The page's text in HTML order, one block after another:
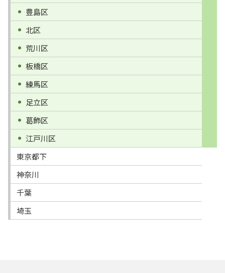
豊島区
北区
荒川区
板橋区
練馬区
足立区
葛飾区
江戸川区
東京都下
神奈川
千葉
埼玉